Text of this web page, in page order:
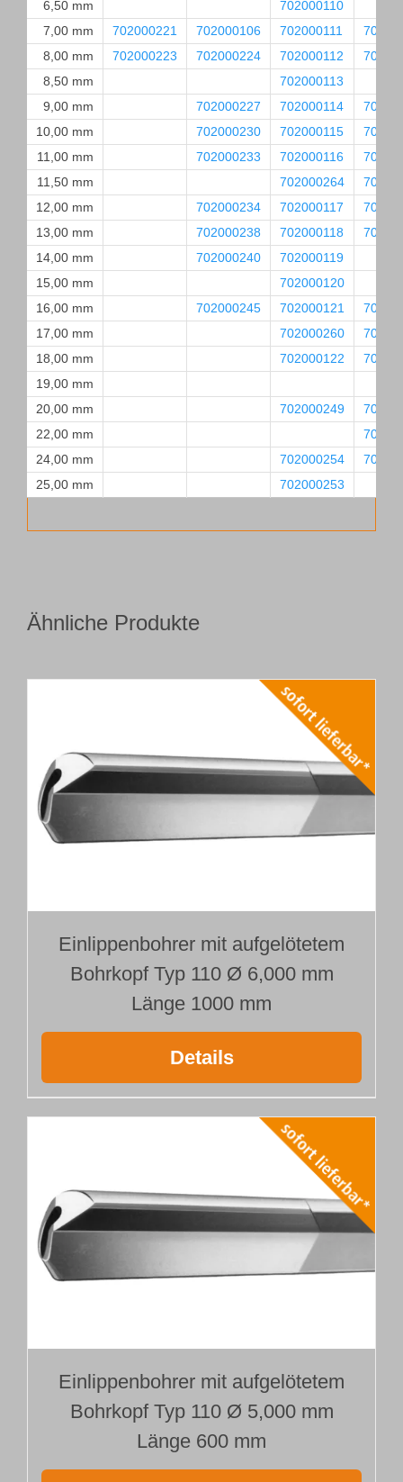
6,50 mm
702000110
7,00 mm
702000221 702000106 702000111
8,00 mm
702000223 702000224 702000112
8,50 mm
702000113
9,00 mm
702000227 702000114
10,00 mm
702000230 702000115
11,00 mm
702000233 702000116
11,50 mm
702000264
12,00 mm
702000234 702000117
13,00 mm
702000238 702000118
14,00 mm
702000240
702000119
15,00 mm
702000120
16,00 mm
702000245 702000121
17,00 mm
702000260
18,00 mm
702000122
19,00 mm
20,00 mm
702000249
22,00 mm
24,00 mm
702000254
25,00 mm
702000253
Ähnliche Produkte
Einlippenbohrer mit aufgelötetem
Bohrkopf Typ 110 Ø 6,000 mm
Länge 1000 mm
Details
Einlippenbohrer mit aufgelötetem
Bohrkopf Typ 110 Ø 5,000 mm
Länge 600 mm